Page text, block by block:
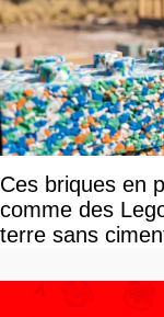
Ces briques en
comme des
terre sans